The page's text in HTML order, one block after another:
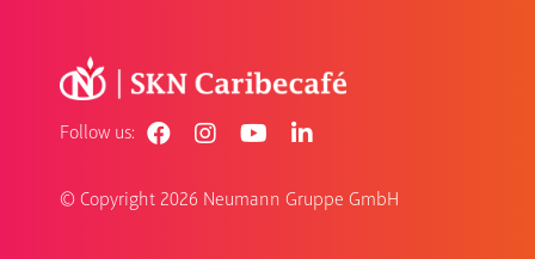
Follow us:
© Copyright 2026 Neumann Gruppe GmbH